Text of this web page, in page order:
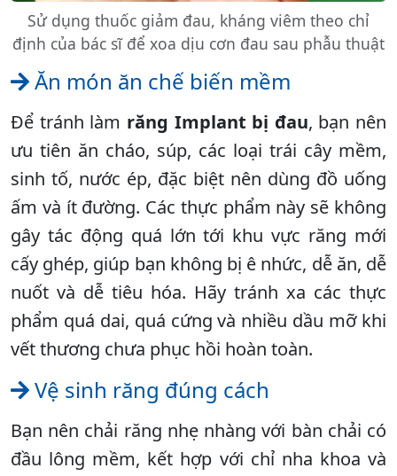
Sử dụng thuốc giảm đau, kháng viêm theo chỉ
định của bác sĩ để xoa dịu cơn đau sau phẫu thuật
Ăn món ăn chế biến mềm
Để tránh làm răng Implant bị đau, bạn nên
ưu tiên ăn cháo, súp, các loại trái cây mềm,
sinh tố, nước ép, đặc biệt nên dùng đồ uống
ấm và ít đường. Các thực phẩm này sẽ không
gây tác động quá lớn tới khu vực răng mới
cấy ghép, giúp bạn không bị ê nhức, dễ ăn, dễ
nuốt và dễ tiêu hóa. Hãy tránh xa các thực
phẩm quá dai, quá cứng và nhiều dầu mỡ khi
vết thương chưa phục hồi hoàn toàn.
Vệ sinh răng đúng cách
Bạn nên chải răng nhẹ nhàng với bàn chải có
đầu lông mềm, kết hợp với chỉ nha khoa và